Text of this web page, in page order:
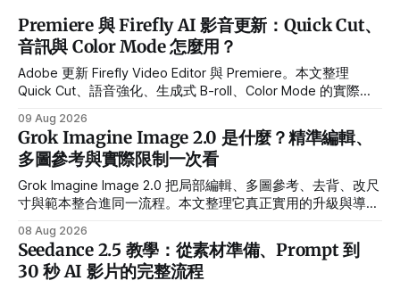
Premiere 與 Firefly AI 影音更新：Quick Cut、
音訊與 Color Mode 怎麼用？
Adobe 更新 Firefly Video Editor 與 Premiere。本文整理
Quick Cut、語音強化、生成式 B-roll、Color Mode 的實際用
09 Aug 2026
Grok Imagine Image 2.0 是什麼？精準編輯、
多圖參考與實際限制一次看
Grok Imagine Image 2.0 把局部編輯、多圖參考、去背、改尺
寸與範本整合進同一流程。本文整理它真正實用的升級與導入
08 Aug 2026
Seedance 2.5 教學：從素材準備、Prompt 到
30 秒 AI 影片的完整流程